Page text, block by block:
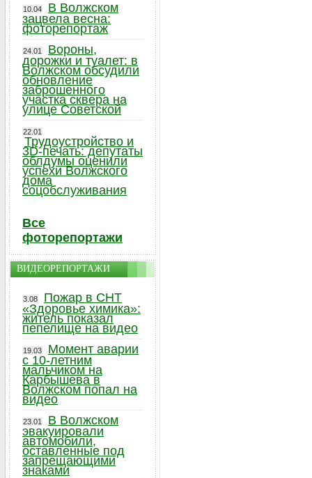
10.04
В Волжском
зацвела весна:
фоторепортаж
24.01
Вороны,
дорожки и туалет: в
Волжском обсудили
обновление
заброшенного
участка сквера на
улице Советской
22.01
Трудоустройство и
3D-печать: депутаты
облдумы оценили
успехи Волжского
дома
соцобслуживания
Все
фоторепортажи
ВИДЕОРЕПОРТАЖИ
3.08
Пожар в СНТ
«Здоровье химика»:
житель показал
пепелище на видео
19.03
Момент аварии
с 10-летним
мальчиком на
Карбышева в
Волжском попал на
видео
23.01
В Волжском
эвакуировали
автомобили,
оставленные под
запрещающими
знаками